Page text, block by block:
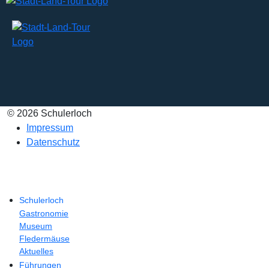
© 2026 Schulerloch
Impressum
Datenschutz
Schulerloch
Gastronomie
Museum
Fledermäuse
Aktuelles
Führungen